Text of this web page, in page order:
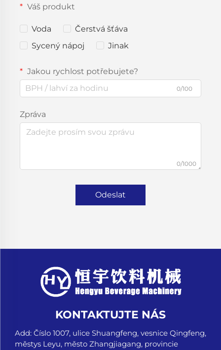
Váš produkt
Voda
Čerstvá šťáva
Sycený nápoj
Jinak
Jakou rychlost potřebujete?
0/100
Zpráva
0/1000
Odeslat
KONTAKTUJTE NÁS
Add: Číslo 1007, ulice Shuangfeng, vesnice Qingfeng,
městys Leyu, město Zhangjiagang, provincie